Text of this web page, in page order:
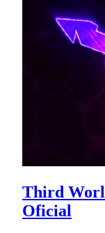
Third
Oficial